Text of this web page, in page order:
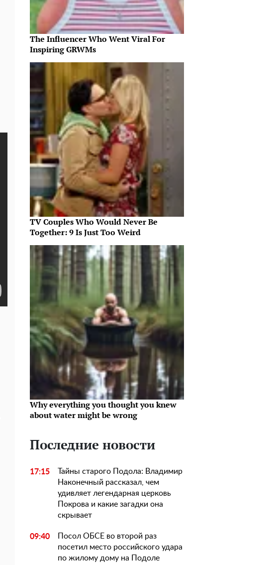
The Influencer Who Went Viral For
Inspiring GRWMs
TV Couples Who Would Never Be
Together: 9 Is Just Too Weird
Why everything you thought you knew
about water might be wrong
Последние новости
17:15
Тайны старого Подола: Владимир
Наконечный рассказал, чем
удивляет легендарная церковь
Покрова и какие загадки она
скрывает
09:40
Посол ОБСЕ во второй раз
посетил место российского удара
по жилому дому на Подоле